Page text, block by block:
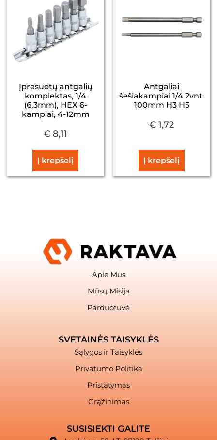
Įpresuotų antgalių
komplektas, 1/4
(6,3mm), HEX 6-
kampiai, 4-12mm
€ 8,11
Į krepšelį
Antgaliai
šešiakampiai 1/4 2vnt.
100mm H3 H5
€ 1,72
Į krepšelį
Apie Mus
Mūsų Misija
Parduotuvė
SVETAINĖS TAISYKLĖS
Sąlygos ir Taisyklės
Privatumo Politika
Pristatymas
Grąžinimas
SUSISIEKTI GALITE